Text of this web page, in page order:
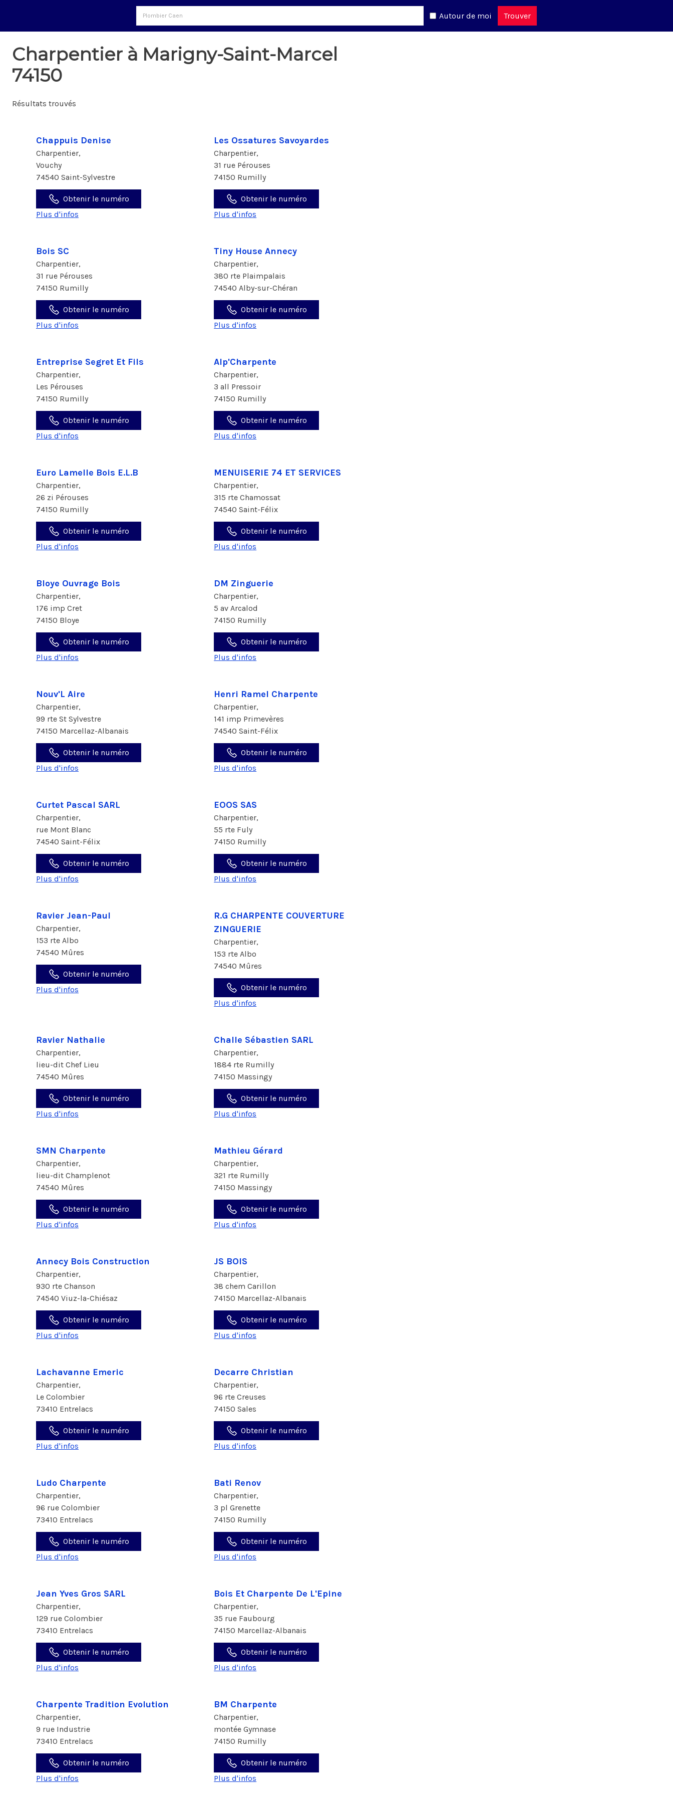
Autour de moi Trouver
Charpentier à Marigny-Saint-Marcel
74150
Résultats trouvés
Chappuis Denise
Charpentier,
Vouchy
74540 Saint-Sylvestre
Obtenir le numéro
Plus d'infos
Les Ossatures Savoyardes
Charpentier,
31 rue Pérouses
74150 Rumilly
Obtenir le numéro
Plus d'infos
Bois SC
Charpentier,
31 rue Pérouses
74150 Rumilly
Obtenir le numéro
Plus d'infos
Tiny House Annecy
Charpentier,
380 rte Plaimpalais
74540 Alby-sur-Chéran
Obtenir le numéro
Plus d'infos
Entreprise Segret Et Fils
Charpentier,
Les Pérouses
74150 Rumilly
Obtenir le numéro
Plus d'infos
Alp'Charpente
Charpentier,
3 all Pressoir
74150 Rumilly
Obtenir le numéro
Plus d'infos
Euro Lamelle Bois E.L.B
Charpentier,
26 zi Pérouses
74150 Rumilly
Obtenir le numéro
Plus d'infos
MENUISERIE 74 ET SERVICES
Charpentier,
315 rte Chamossat
74540 Saint-Félix
Obtenir le numéro
Plus d'infos
Bloye Ouvrage Bois
Charpentier,
176 imp Cret
74150 Bloye
Obtenir le numéro
Plus d'infos
DM Zinguerie
Charpentier,
5 av Arcalod
74150 Rumilly
Obtenir le numéro
Plus d'infos
Nouv'L Aire
Charpentier,
99 rte St Sylvestre
74150 Marcellaz-Albanais
Obtenir le numéro
Plus d'infos
Henri Ramel Charpente
Charpentier,
141 imp Primevères
74540 Saint-Félix
Obtenir le numéro
Plus d'infos
Curtet Pascal SARL
Charpentier,
rue Mont Blanc
74540 Saint-Félix
Obtenir le numéro
Plus d'infos
EOOS SAS
Charpentier,
55 rte Fuly
74150 Rumilly
Obtenir le numéro
Plus d'infos
Ravier Jean-Paul
Charpentier,
153 rte Albo
74540 Mûres
Obtenir le numéro
Plus d'infos
R.G CHARPENTE COUVERTURE
ZINGUERIE
Charpentier,
153 rte Albo
74540 Mûres
Obtenir le numéro
Plus d'infos
Ravier Nathalie
Charpentier,
lieu-dit Chef Lieu
74540 Mûres
Obtenir le numéro
Plus d'infos
Challe Sébastien SARL
Charpentier,
1884 rte Rumilly
74150 Massingy
Obtenir le numéro
Plus d'infos
SMN Charpente
Charpentier,
lieu-dit Champlenot
74540 Mûres
Obtenir le numéro
Plus d'infos
Mathieu Gérard
Charpentier,
321 rte Rumilly
74150 Massingy
Obtenir le numéro
Plus d'infos
Annecy Bois Construction
Charpentier,
930 rte Chanson
74540 Viuz-la-Chiésaz
Obtenir le numéro
Plus d'infos
JS BOIS
Charpentier,
38 chem Carillon
74150 Marcellaz-Albanais
Obtenir le numéro
Plus d'infos
Lachavanne Emeric
Charpentier,
Le Colombier
73410 Entrelacs
Obtenir le numéro
Plus d'infos
Decarre Christian
Charpentier,
96 rte Creuses
74150 Sales
Obtenir le numéro
Plus d'infos
Ludo Charpente
Charpentier,
96 rue Colombier
73410 Entrelacs
Obtenir le numéro
Plus d'infos
Bati Renov
Charpentier,
3 pl Grenette
74150 Rumilly
Obtenir le numéro
Plus d'infos
Jean Yves Gros SARL
Charpentier,
129 rue Colombier
73410 Entrelacs
Obtenir le numéro
Plus d'infos
Bois Et Charpente De L'Epine
Charpentier,
35 rue Faubourg
74150 Marcellaz-Albanais
Obtenir le numéro
Plus d'infos
Charpente Tradition Evolution
Charpentier,
9 rue Industrie
73410 Entrelacs
Obtenir le numéro
Plus d'infos
BM Charpente
Charpentier,
montée Gymnase
74150 Rumilly
Obtenir le numéro
Plus d'infos